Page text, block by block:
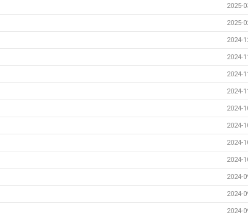
2025-
2025-
2024-
2024-
2024-
2024-
2024-
2024-
2024-
2024-
2024-
2024-
2024-